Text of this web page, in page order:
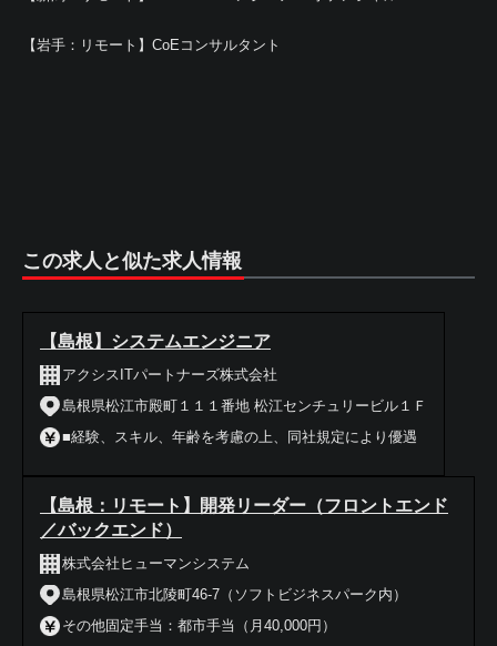
【岩手：リモート】CoEコンサルタント
この求人と似た求人情報
【島根】システムエンジニア
アクシスITパートナーズ株式会社
島根県松江市殿町１１１番地 松江センチュリービル１Ｆ
■経験、スキル、年齢を考慮の上、同社規定により優遇
【島根：リモート】開発リーダー（フロントエンド
／バックエンド）
株式会社ヒューマンシステム
島根県松江市北陵町46-7（ソフトビジネスパーク内）
その他固定手当：都市手当（月40,000円）